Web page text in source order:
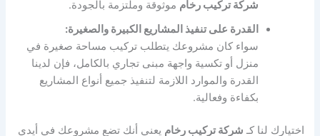
شركة تركيب رخام موثوقة وملتزمة بالجودة.
القدرة على تنفيذ المشاريع الكبيرة والصغيرة:
سواء كان مشروعك يتطلب تركيب مساحة صغيرة في
منزل أو تكسية واجهة مبنى تجاري بالكامل، فإن لدينا
القدرة والموارد اللازمة لتنفيذ جميع أنواع المشاريع
بكفاءة وفعالية.
اختيارك لنا كـ شركة تركيب رخام يعني أنك تضع مشروعك في أيدي